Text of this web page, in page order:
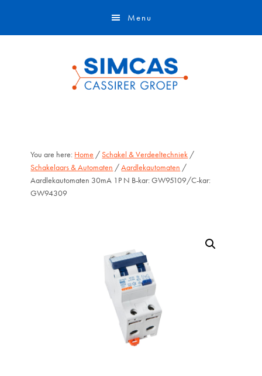
Menu
You are here: Home /Schakel & Verdeeltechniek /
Schakelaars & Automaten /Aardlekautomaten /
Aardlekautomaten 30mA 1P N B-kar: GW95109/C-kar:
GW94309